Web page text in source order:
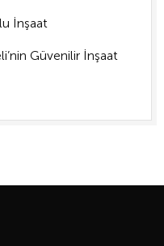
İnşaat
Güvenilir İnşaat